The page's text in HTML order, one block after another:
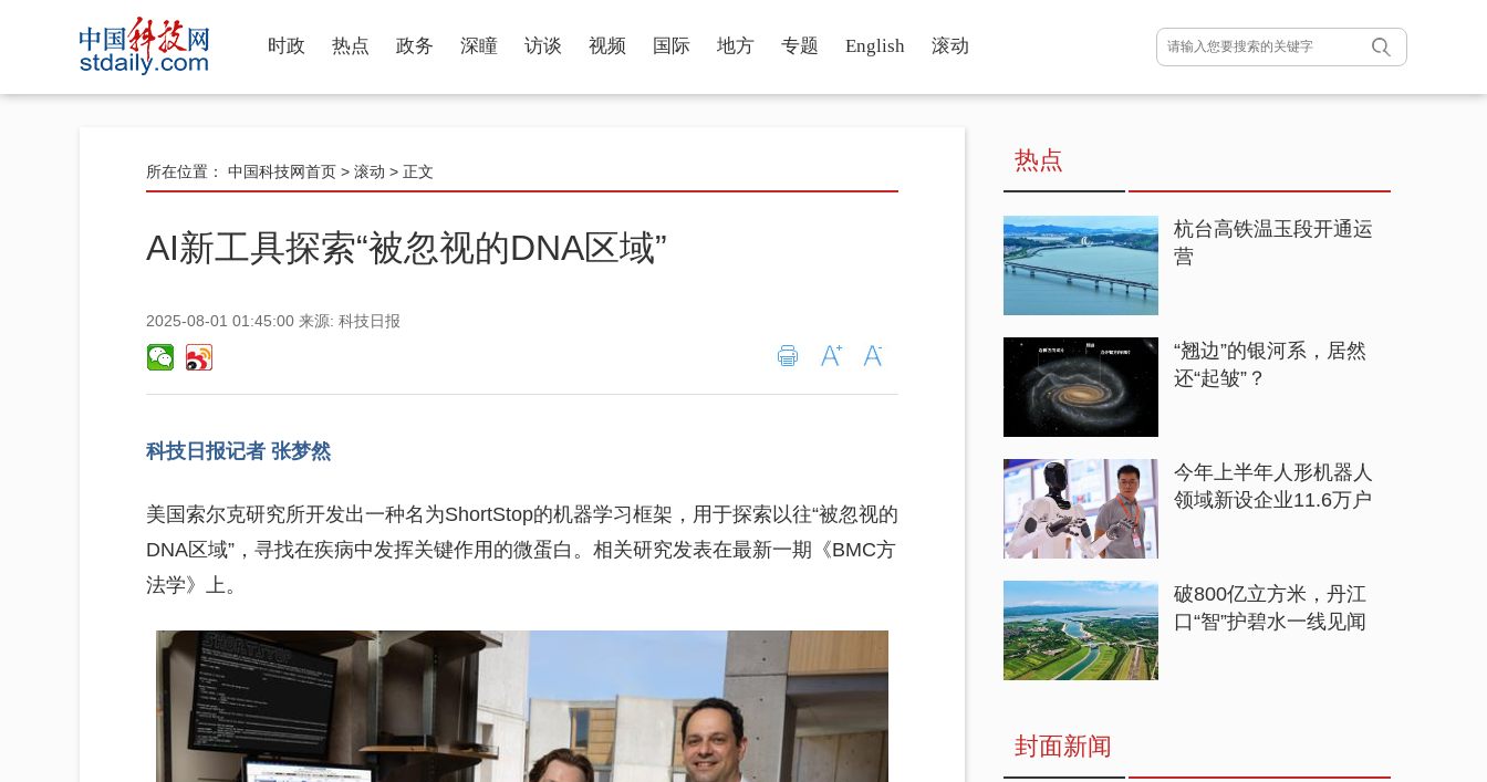
时政 热点 政务 深瞳 访谈 视频 国际 地方 专题 English 滚动
所在位置： 中国科技网首页 > 滚动 > 正文
AI新工具探索“被忽视的DNA区域”
2025-08-01 01:45:00 来源: 科技日报
科技日报记者 张梦然
美国索尔克研究所开发出一种名为ShortStop的机器学习框架，用于探索以往“被忽视的
DNA区域”，寻找在疾病中发挥关键作用的微蛋白。相关研究发表在最新一期《BMC方
法学》上。
热点
杭台高铁温玉段开通运
营
“翘边”的银河系，居然
还“起皱”？
今年上半年人形机器人
领域新设企业11.6万户
破800亿立方米，丹江
口“智”护碧水一线见闻
封面新闻